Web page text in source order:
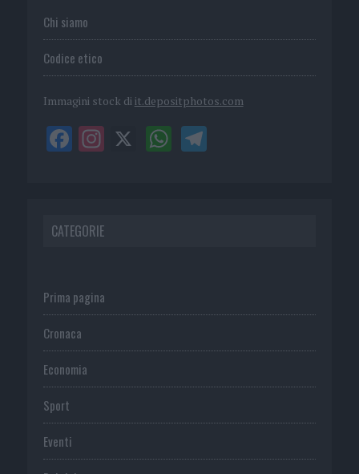
Chi siamo
Codice etico
Immagini stock di it.depositphotos.com
CATEGORIE
Prima pagina
Cronaca
Economia
Sport
Eventi